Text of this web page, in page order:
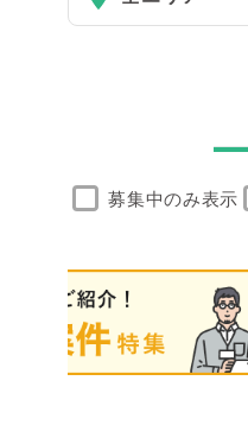
募集中のみ表示